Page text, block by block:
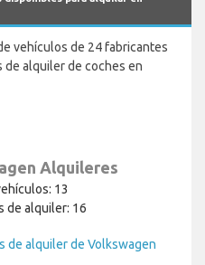
vehículos de 24 fabricantes
de alquiler de coches en
Alquileres
13
de alquiler: 16
de alquiler de Volkswagen